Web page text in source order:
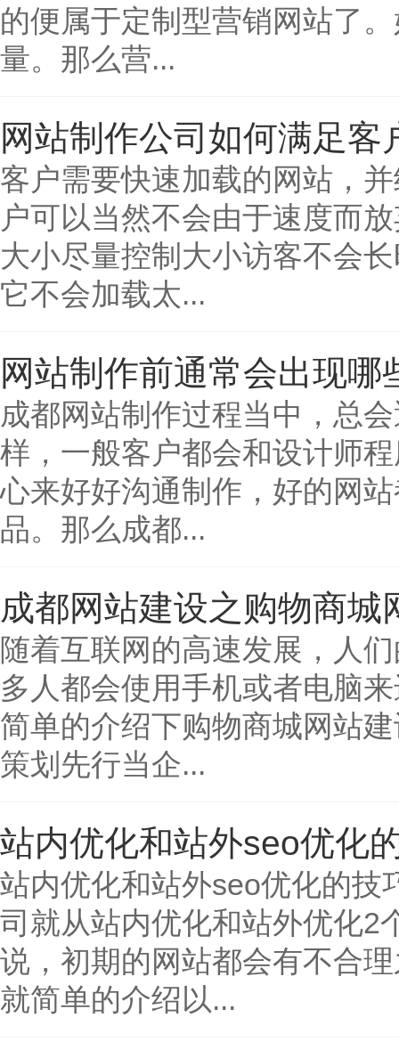
的便属于定制型营销网站了
量。那么营...
网站制作公司如何满足
客户需要快速加载的网站，
户可以当然不会由于速度而
大小尽量控制大小访客不会
它不会加载太...
网站制作前通常会出现哪
成都网站制作过程当中，总
样，一般客户都会和设计师
心来好好沟通制作，好的网
品。那么成都...
成都网站建设之购物商城
随着互联网的高速发展，人
多人都会使用手机或者电脑
简单的介绍下购物商城网站
策划先行当企...
站内优化和站外seo优化
站内优化和站外seo优化的技
司就从站内优化和站外优化2
说，初期的网站都会有不合
就简单的介绍以...